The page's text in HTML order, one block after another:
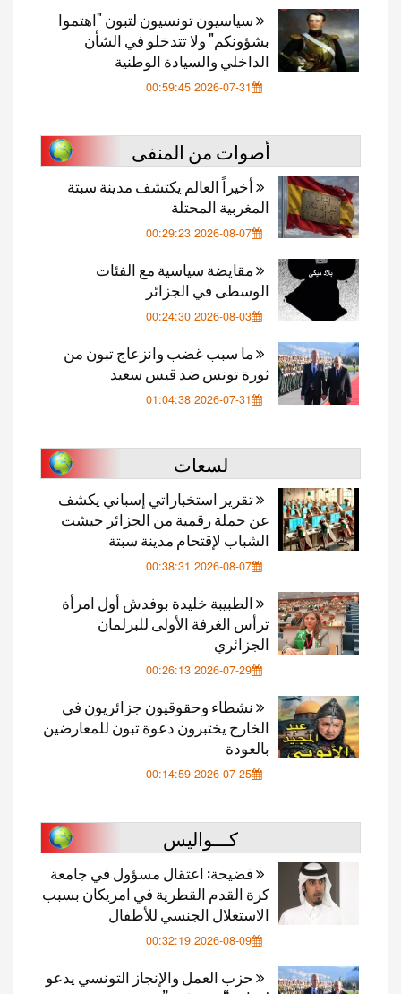
سياسيون تونسيون لتبون "اهتموا
بشؤونكم" ولا تتدخلو في الشأن
الداخلي والسيادة الوطنية
2026-07-31 00:59:45
أصوات من المنفى
أخيراً العالم يكتشف مدينة سبتة
المغربية المحتلة
2026-08-07 00:29:23
مقايضة سياسية مع الفئات
الوسطى في الجزائر
2026-08-03 00:24:30
ما سبب غضب وانزعاج تبون من
ثورة تونس ضد قيس سعيد
2026-07-31 01:04:38
لسعات
تقرير استخباراتي إسباني يكشف
عن حملة رقمية من الجزائر جيشت
الشباب لإقتحام مدينة سبتة
2026-08-07 00:38:31
الطبيبة خليدة بوفدش أول امرأة
ترأس الغرفة الأولى للبرلمان
الجزائري
2026-07-29 00:26:13
نشطاء وحقوقيون جزائريون في
الخارج يختبرون دعوة تبون للمعارضين
بالعودة
2026-07-25 00:14:59
كـــواليس
فضيحة: اعتقال مسؤول في جامعة
كرة القدم القطرية في امريكان بسبب
الاستغلال الجنسي للأطفال
2026-08-09 00:32:19
حزب العمل والإنجاز التونسي يدعو